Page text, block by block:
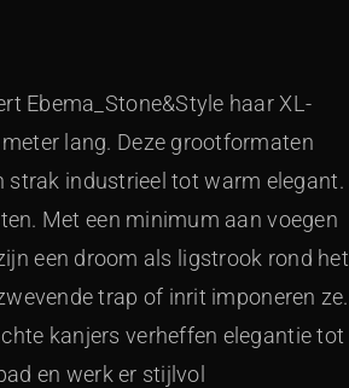
Ebema_Stone&Style haar XL-
lang. Deze grootformaten
strak industrieel tot warm elegant.
Met een minimum aan voegen
een droom als ligstrook rond het
trap of inrit imponeren ze.
kanjers verheffen elegantie tot
en werk er stijlvol